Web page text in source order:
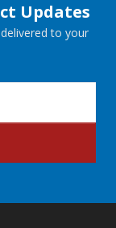
Updates
to your